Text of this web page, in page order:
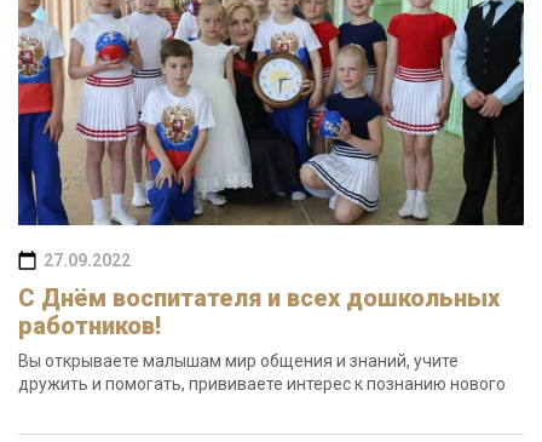
27.09.2022
С Днём воспитателя и всех дошкольных
работников!
Вы открываете малышам мир общения и знаний, учите
дружить и помогать, прививаете интерес к познанию нового